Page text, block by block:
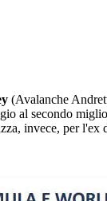
(Avalanche
al secondo
invece, per l'ex